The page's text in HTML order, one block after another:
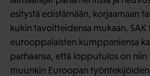
esitystä edistämään, korjaamaan
kukin tavoitteidensa mukaan. SAK
eurooppalaisten kumppaniensa
parhaansa, että lopputulos on niin
muunkin Euroopan työntekijöiden